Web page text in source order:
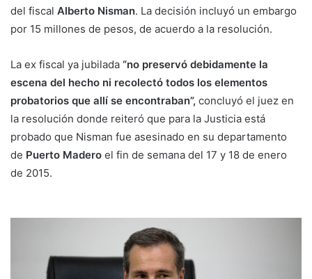
del fiscal Alberto Nisman. La decisión incluyó un embargo
por 15 millones de pesos, de acuerdo a la resolución.
La ex fiscal ya jubilada “no preservó debidamente la
escena del hecho ni recolectó todos los elementos
probatorios que allí se encontraban”, concluyó el juez en
la resolución donde reiteró que para la Justicia está
probado que Nisman fue asesinado en su departamento
de Puerto Madero el fin de semana del 17 y 18 de enero
de 2015.